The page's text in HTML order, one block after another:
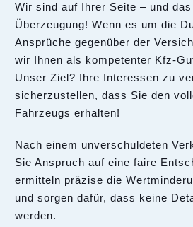
Wir sind auf Ihrer Seite – und
Überzeugung! Wenn es um die
Ansprüche gegenüber der
wir Ihnen als kompetenter Kfz-
Unser Ziel? Ihre Interessen zu
sicherzustellen, dass Sie den
Fahrzeugs erhalten!
Nach einem unverschuldeten
Sie Anspruch auf eine faire
ermitteln präzise die
und sorgen dafür, dass keine
werden.